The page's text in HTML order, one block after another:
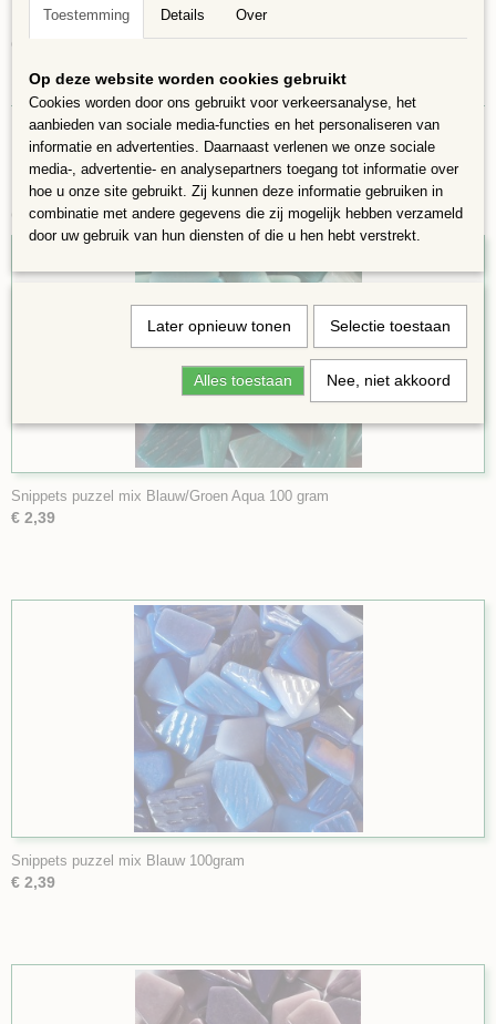
Penny rounds, mini triangels, darlingdots en de 12x12mm steentjes.
Geweldig voor beginners! Geschikt voor gebruik binnen of buiten.
100 gram in een zakje, ongeveer 55 steentjes,opp = 10x10 cm
Ook interessant
Snippets puzzel mix Blauw/Groen Aqua 100 gram
€ 2,39
Snippets puzzel mix Blauw 100gram
€ 2,39
Toestemming Details Over
Op deze website worden cookies gebruikt
Cookies worden door ons gebruikt voor verkeersanalyse, het
aanbieden van sociale media-functies en het personaliseren van
informatie en advertenties. Daarnaast verlenen we onze sociale
media-, advertentie- en analysepartners toegang tot informatie over
hoe u onze site gebruikt. Zij kunnen deze informatie gebruiken in
combinatie met andere gegevens die zij mogelijk hebben verzameld
door uw gebruik van hun diensten of die u hen hebt verstrekt.
Later opnieuw tonen Selectie toestaan
Alles toestaan Nee, niet akkoord